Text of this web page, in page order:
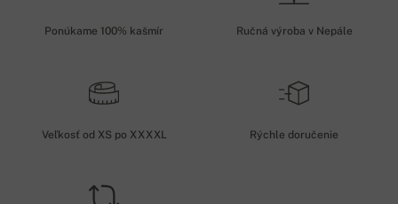
Ponúkame 100% kašmír Ručná výroba v Nepále
Veľkosť od XS po XXXXL Rýchle doručenie